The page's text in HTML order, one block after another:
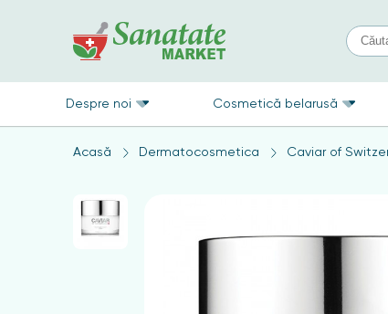
Despre noi Cosmetică belarusă
Acasă Dermatocosmetica Caviar of